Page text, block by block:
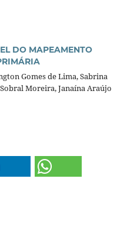
DO MAPEAMENTO
Gomes de Lima, Sabrina
Moreira, Janaína Araújo